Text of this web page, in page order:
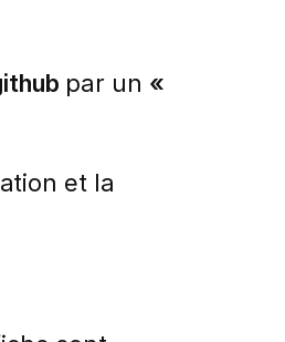
par un «
et la